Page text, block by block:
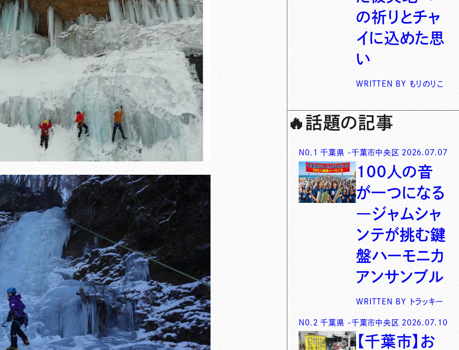
の祈りとチャ
イに込めた思
い
WRITTEN BY もりのりこ
🔥 話題の記事
N0. 1 千葉県 -千葉市中央区 2026.07.07
100人の音
が一つになる
―ジャムシャ
ンテが挑む鍵
盤ハーモニカ
アンサンブル
WRITTEN BY トラッキー
N0. 2 千葉県 -千葉市中央区 2026.07.10
【千葉市】お